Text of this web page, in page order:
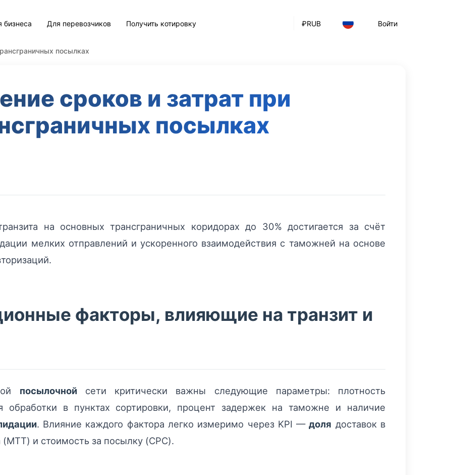
₽RUB Войти
бизнеса Для перевозчиков Получить котировку
посылках
сроков и затрат при
посылках
на основных трансграничных коридорах до 30% достигается за счёт
мелких отправлений и ускоренного взаимодействия с таможней на основе
факторы, влияющие на транзит и
посылочной сети критически важны следующие параметры: плотность
обработки в пунктах сортировки, процент задержек на таможне и наличие
. Влияние каждого фактора легко измеримо через KPI —доля доставок в
и стоимость за посылку (CPC).